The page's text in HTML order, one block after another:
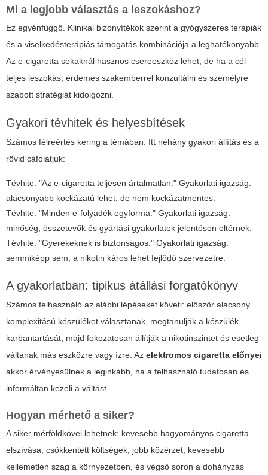
Mi a legjobb választás a leszokáshoz?
Ez egyénfüggő. Klinikai bizonyítékok szerint a gyógyszeres terápiák
és a viselkedésterápiás támogatás kombinációja a leghatékonyabb.
Az e-cigaretta sokaknál hasznos csereeszköz lehet, de ha a cél
teljes leszokás, érdemes szakemberrel konzultálni és személyre
szabott stratégiát kidolgozni.
Gyakori tévhitek és helyesbítések
Számos félreértés kering a témában. Itt néhány gyakori állítás és a
rövid cáfolatjuk:
Tévhite: "Az e-cigaretta teljesen ártalmatlan." Gyakorlati igazság:
alacsonyabb kockázatú lehet, de nem kockázatmentes.
Tévhite: "Minden e-folyadék egyforma." Gyakorlati igazság:
minőség, összetevők és gyártási gyakorlatok jelentősen eltérnek.
Tévhite: "Gyerekeknek is biztonságos." Gyakorlati igazság:
semmiképp sem; a nikotin káros lehet fejlődő szervezetre.
A gyakorlatban: tipikus átállási forgatókönyv
Számos felhasználó az alábbi lépéseket követi: először alacsony
komplexitású készüléket választanak, megtanulják a készülék
karbantartását, majd fokozatosan állítják a nikotinszintet és esetleg
váltanak más eszközre vagy ízre. Az elektromos cigaretta előnyei
akkor érvényesülnek a leginkább, ha a felhasználó tudatosan és
informáltan kezeli a váltást.
Hogyan mérhető a siker?
A siker mérföldkövei lehetnek: kevesebb hagyományos cigaretta
elszívása, csökkentett költségek, jobb közérzet, kevesebb
kellemetlen szag a környezetben, és végső soron a dohányzás